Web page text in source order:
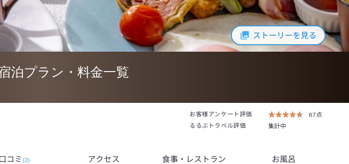
ストーリーを見る
プラン・料金一覧
お客様アンケート評価
87点
るるぶトラベル評価
集計中
口コミ (3) アクセス 食事・レストラン お風呂